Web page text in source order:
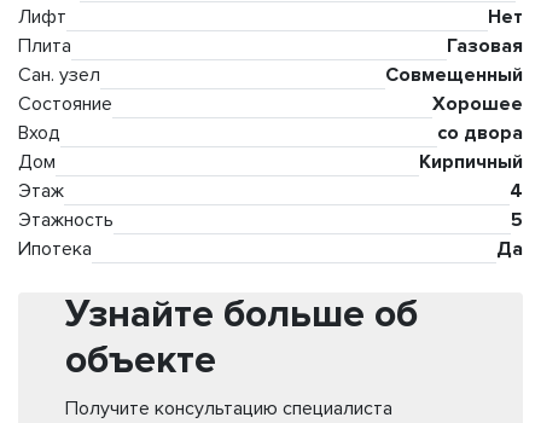
Лифт
Нет
Плита
Газовая
Сан. узел
Совмещенный
Состояние
Хорошее
Вход
со двора
Дом
Кирпичный
Этаж
4
Этажность
5
Ипотека
Да
Узнайте больше об
объекте
Получите консультацию специалиста